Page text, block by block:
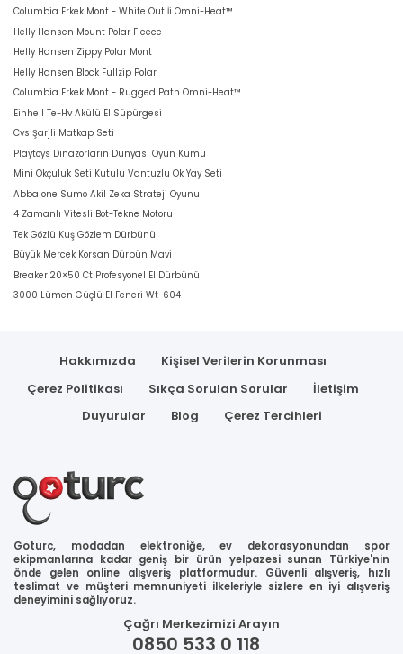
Columbia Erkek Mont - White Out İi Omni-Heat™
Helly Hansen Mount Polar Fleece
Helly Hansen Zippy Polar Mont
Helly Hansen Block Fullzip Polar
Columbia Erkek Mont - Rugged Path Omni-Heat™
Einhell Te-Hv Akülü El Süpürgesi
Cvs Şarjli Matkap Seti
Playtoys Dinazorların Dünyası Oyun Kumu
Mini Okçuluk Seti Kutulu Vantuzlu Ok Yay Seti
Abbalone Sumo Akil Zeka Strateji Oyunu
4 Zamanlı Vitesli Bot-Tekne Motoru
Tek Gözlü Kuş Gözlem Dürbünü
Büyük Mercek Korsan Dürbün Mavi
Breaker 20×50 Ct Profesyonel El Dürbünü
3000 Lümen Güçlü El Feneri Wt-604
Hakkımızda
Kişisel Verilerin Korunması
Çerez Politikası
Sıkça Sorulan Sorular
İletişim
Duyurular
Blog Çerez Tercihleri
Goturc, modadan elektroniğe, ev dekorasyonundan spor
ekipmanlarına kadar geniş bir ürün yelpazesi sunan Türkiye'nin
önde gelen online alışveriş platformudur. Güvenli alışveriş, hızlı
teslimat ve müşteri memnuniyeti ilkeleriyle sizlere en iyi alışveriş
deneyimini sağlıyoruz.
Çağrı Merkezimizi Arayın
0850 533 0 118